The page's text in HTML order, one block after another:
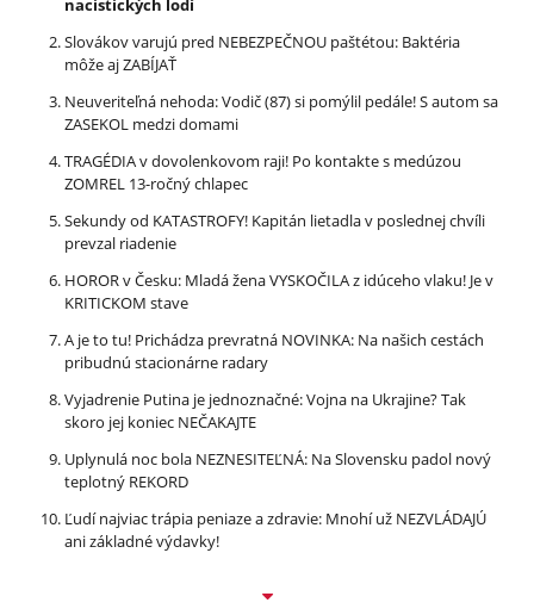
nacistických lodí
Slovákov varujú pred NEBEZPEČNOU paštétou: Baktéria
môže aj ZABÍJAŤ
Neuveriteľná nehoda: Vodič (87) si pomýlil pedále! S autom sa
ZASEKOL medzi domami
TRAGÉDIA v dovolenkovom raji! Po kontakte s medúzou
ZOMREL 13-ročný chlapec
Sekundy od KATASTROFY! Kapitán lietadla v poslednej chvíli
prevzal riadenie
HOROR v Česku: Mladá žena VYSKOČILA z idúceho vlaku! Je v
KRITICKOM stave
A je to tu! Prichádza prevratná NOVINKA: Na našich cestách
pribudnú stacionárne radary
Vyjadrenie Putina je jednoznačné: Vojna na Ukrajine? Tak
skoro jej koniec NEČAKAJTE
Uplynulá noc bola NEZNESITEĽNÁ: Na Slovensku padol nový
teplotný REKORD
Ľudí najviac trápia peniaze a zdravie: Mnohí už NEZVLÁDAJÚ
ani základné výdavky!